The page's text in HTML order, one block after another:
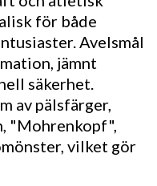
för både
Avelsmål
jämnt
säkerhet.
av pälsfärger,
"Mohrenkopf",
vilket gör